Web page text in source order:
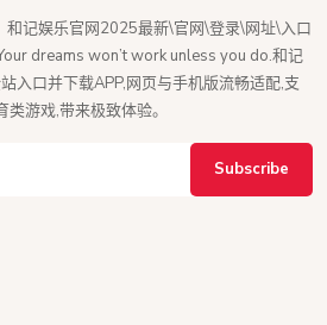
和记娱乐官网2025最新\官网\登录\网址\入口
dreams won’t work unless you do.和记
入口并下载APP,网页与手机版流畅适配,支
游戏,带来极致体验。
Subscribe